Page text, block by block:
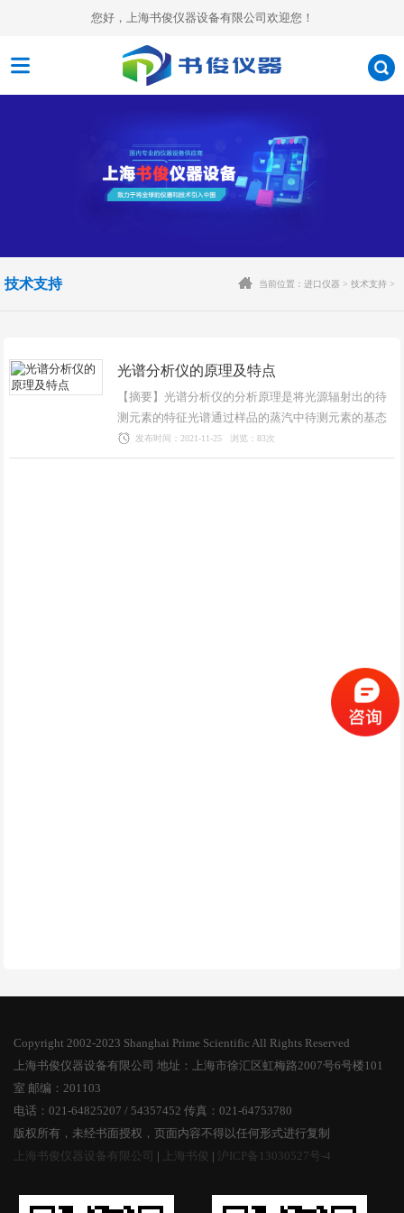
您好，上海书俊仪器设备有限公司欢迎您！
技术支持 当前位置： 进口仪器 > 技术支持 >
光谱分析仪的原理及特点
【摘要】光谱分析仪的分析原理是将光源辐射出的待
测元素的特征光谱通过样品的蒸汽中待测元素的基态
原子所吸收，由发射光谱被减弱的程度，进而求得样
品中待测元素的含量。接下来......
发布时间：2021-11-25 浏览：83次
Copyright 2002-2023 Shanghai Prime Scientific All Rights Reserved
上海书俊仪器设备有限公司 地址：上海市徐汇区虹梅路2007号6号楼101
室 邮编：201103
电话：021-64825207 / 54357452 传真：021-64753780
版权所有，未经书面授权，页面内容不得以任何形式进行复制
上海书俊仪器设备有限公司
上海书俊 沪ICP备13030527号-4